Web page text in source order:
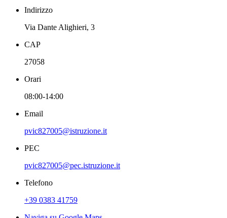
Indirizzo
Via Dante Alighieri, 3
CAP
27058
Orari
08:00-14:00
Email
pvic827005@istruzione.it
PEC
pvic827005@pec.istruzione.it
Telefono
+39 0383 41759